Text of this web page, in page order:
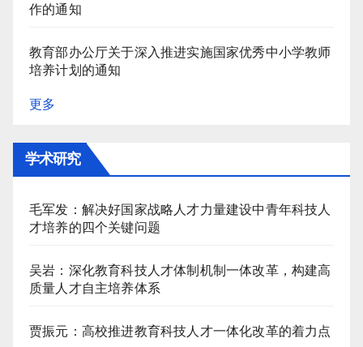
作的通知
教育部办公厅关于深入推进实施国家优秀中小学教师
培养计划的通知
更多
学术研究
毛军发：解决好国家战略人才力量建设中青年科技人
才培养的四个关键问题
吴岩：深化教育科技人才体制机制一体改革，构建高
质量人才自主培养体系
贾振元：高校推进教育科技人才一体化改革的着力点